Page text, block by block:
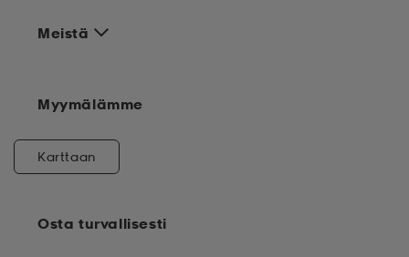
Meistä
Osta turvallisesti
Myymälämme
Karttaan